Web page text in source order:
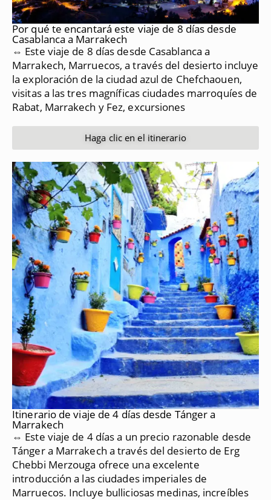
Por qué te encantará este viaje de 8 días desde
Casablanca a Marrakech
⇔ Este viaje de 8 días desde Casablanca a
Marrakech, Marruecos, a través del desierto incluye
la exploración de la ciudad azul de Chefchaouen,
visitas a las tres magníficas ciudades marroquíes de
Rabat, Marrakech y Fez, excursiones
Haga clic en el itinerario
Itinerario de viaje de 4 días desde Tánger a
Marrakech
⇔ Este viaje de 4 días a un precio razonable desde
Tánger a Marrakech a través del desierto de Erg
Chebbi Merzouga ofrece una excelente
introducción a las ciudades imperiales de
Marruecos. Incluye bulliciosas medinas, increíbles